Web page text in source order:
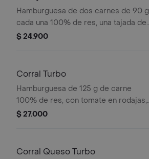
Hamburguesa de dos carnes de 90 g
cada una 100% de res, una tajada de
queso tipo mozzarella, papas
$ 24.900
Corral Turbo
Hamburguesa de 125 g de carne
100% de res, con tomate en rodajas,
cebolla en rodajas, lechuga, salsa
$ 27.000
Corral Queso Turbo